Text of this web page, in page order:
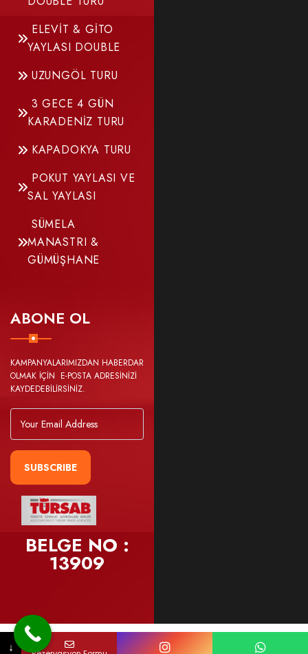
ELEVİT & GİTO
YAYLASI DOUBLE
UZUNGÖL TURU
3 GECE 4 GÜN
KARADENİZ TURU
KAPADOKYA TURU
POKUT YAYLASI VE
SAL YAYLASI
SÜMELA
MANASTRI &
GÜMÜŞHANE
ABONE OL
KAMPANYALARIMIZDAN HABERDAR
OLMAK İÇİN E-POSTA ADRESİNİZİ
KAYDEDEBİLİRSİNİZ.
SUBSCRIBE
BELGE NO :
13909
↓